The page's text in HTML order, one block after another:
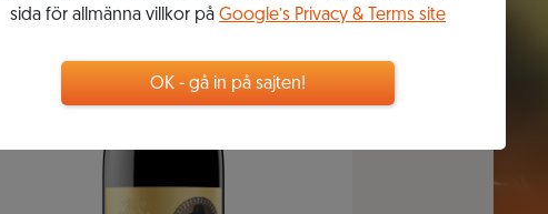
sida för allmänna villkor på Google’s Privacy & Terms site
OK - gå in på sajten!